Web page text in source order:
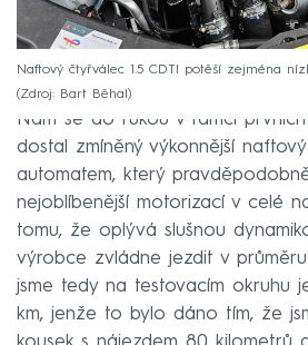
Naftový čtyřválec 1.5 CDTI potěší zejména
Zdroj: Bart Běhal
Nám se do rukou v rámci
dostal zmíněný výkonnější
automatem, který
nejoblíbenější motorizací v celé
tomu, že oplývá slušnou
výrobce zvládne jezdit v
jsme tedy na testovacím okruhu
km, jenže to bylo dáno tím, že